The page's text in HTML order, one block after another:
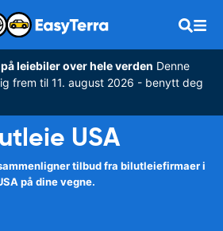
leiebiler over hele verden Denne
frem til 11. august 2026 - benytt deg
USA
tilbud fra bilutleiefirmaer i
på dine vegne.